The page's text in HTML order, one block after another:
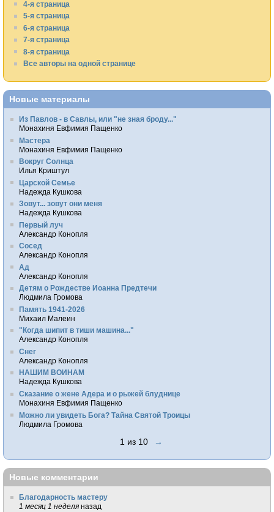
4-я страница
5-я страница
6-я страница
7-я страница
8-я страница
Все авторы на одной странице
Новые материалы
Из Павлов - в Савлы, или "не зная броду..."
Монахиня Евфимия Пащенко
Мастера
Монахиня Евфимия Пащенко
Вокруг Солнца
Илья Криштул
Царской Семье
Надежда Кушкова
Зовут... зовут они меня
Надежда Кушкова
Первый луч
Александр Конопля
Сосед
Александр Конопля
Ад
Александр Конопля
Детям о Рождестве Иоанна Предтечи
Людмила Громова
Память 1941-2026
Михаил Малеин
"Когда шипит в тиши машина..."
Александр Конопля
Снег
Александр Конопля
НАШИМ ВОИНАМ
Надежда Кушкова
Сказание о жене Адера и о рыжей блуднице
Монахиня Евфимия Пащенко
Можно ли увидеть Бога? Тайна Святой Троицы
Людмила Громова
1 из 10 →
Новые комментарии
Благодарность мастеру
1 месяц 1 неделя назад